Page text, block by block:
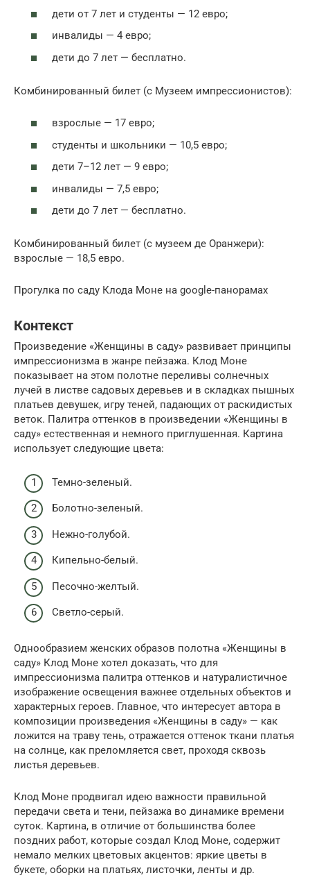
дети от 7 лет и студенты — 12 евро;
инвалиды — 4 евро;
дети до 7 лет — бесплатно.
Комбинированный билет (с Музеем импрессионистов):
взрослые — 17 евро;
студенты и школьники — 10,5 евро;
дети 7–12 лет — 9 евро;
инвалиды — 7,5 евро;
дети до 7 лет — бесплатно.
Комбинированный билет (с музеем де Оранжери):
взрослые — 18,5 евро.
Прогулка по саду Клода Моне на google-панорамах
Контекст
Произведение «Женщины в саду» развивает принципы
импрессионизма в жанре пейзажа. Клод Моне
показывает на этом полотне переливы солнечных
лучей в листве садовых деревьев и в складках пышных
платьев девушек, игру теней, падающих от раскидистых
веток. Палитра оттенков в произведении «Женщины в
саду» естественная и немного приглушенная. Картина
использует следующие цвета:
Темно-зеленый.
Болотно-зеленый.
Нежно-голубой.
Кипельно-белый.
Песочно-желтый.
Светло-серый.
Однообразием женских образов полотна «Женщины в
саду» Клод Моне хотел доказать, что для
импрессионизма палитра оттенков и натуралистичное
изображение освещения важнее отдельных объектов и
характерных героев. Главное, что интересует автора в
композиции произведения «Женщины в саду» — как
ложится на траву тень, отражается оттенок ткани платья
на солнце, как преломляется свет, проходя сквозь
листья деревьев.
Клод Моне продвигал идею важности правильной
передачи света и тени, пейзажа во динамике времени
суток. Картина, в отличие от большинства более
поздних работ, которые создал Клод Моне, содержит
немало мелких цветовых акцентов: яркие цветы в
букете, оборки на платьях, листочки, ленты и др.